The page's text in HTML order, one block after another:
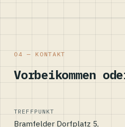
04 — KONTAKT
Vorbeikommen
TREFFPUNKT
Bramfelder Dorfplatz 5,